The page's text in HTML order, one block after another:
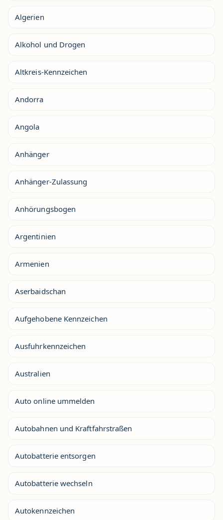
Algerien
Alkohol und Drogen
Altkreis-Kennzeichen
Andorra
Angola
Anhänger
Anhänger-Zulassung
Anhörungsbogen
Argentinien
Armenien
Aserbaidschan
Aufgehobene Kennzeichen
Ausfuhrkennzeichen
Australien
Auto online ummelden
Autobahnen und Kraftfahrstraßen
Autobatterie entsorgen
Autobatterie wechseln
Autokennzeichen